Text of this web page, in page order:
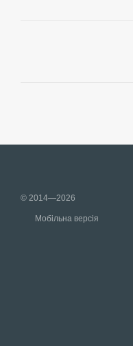
© 2014—2026
Мобільна версія